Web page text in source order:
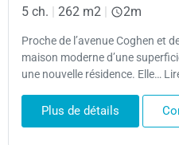
5 ch. | 262 m2 | 2m
Proche de l’avenue Coghen et
maison moderne d’une
une nouvelle résidence. Elle…
Plus de détails